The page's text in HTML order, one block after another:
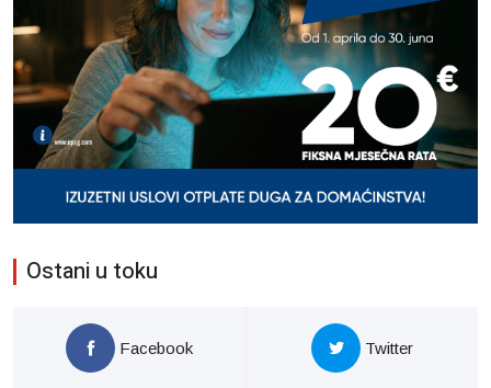
Ostani u toku
Facebook Twitter